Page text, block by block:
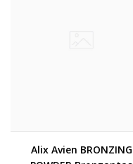
Alix Avien BRONZING